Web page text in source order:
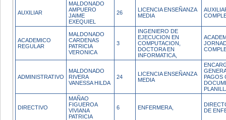
AUXILIAR
MALDONADO
AMPUERO
JAIME
EXEQUIEL
26
LICENCIA ENSEÑANZA
MEDIA
ACADEMICO
REGULAR
MALDONADO
CARDENAS
PATRICIA
VERONICA
3
INGENIERO DE
EJECUCION EN
COMPUTACION,
DOCTORA EN
INFORMATICA,
ADMINISTRATIVO
MALDONADO
RIVERA
VANESSA HILDA
24
LICENCIA ENSEÑANZA
MEDIA
PAGOS
DIRECTIVO
MAÑAO
FIGUEROA
VIVIANA
PATRICIA
6 ENFERMERA,
DE